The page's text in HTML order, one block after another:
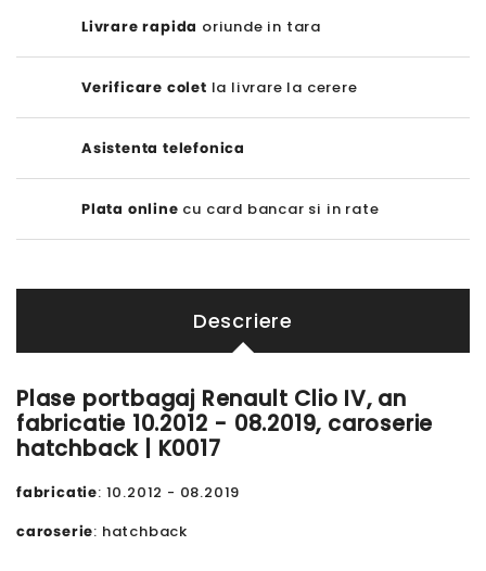
Livrare rapida oriunde in tara
Verificare colet la livrare la cerere
Asistenta telefonica
Plata online cu card bancar si in rate
Descriere
Plase portbagaj Renault Clio IV, an
fabricatie 10.2012 - 08.2019, caroserie
hatchback | K0017
fabricatie: 10.2012 - 08.2019
caroserie: hatchback